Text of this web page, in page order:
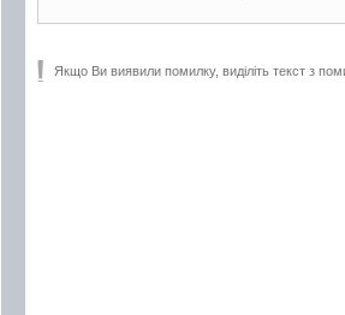
Якщо Ви виявили помилку, виділіть текст з